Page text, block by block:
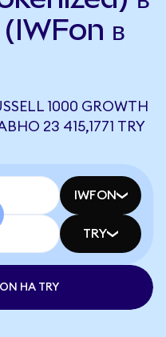
(IWFon в
1000 GROWTH
23 415,1771 TRY
IWFON
TRY
НА TRY